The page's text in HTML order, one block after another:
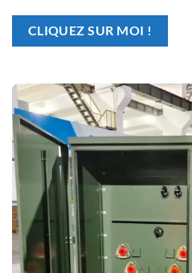
CLIQUEZ SUR MOI !